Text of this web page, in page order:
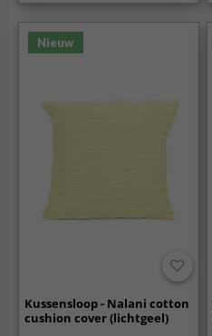
Nieuw
Kussensloop - Nalani cotton
cushion cover (lichtgeel)